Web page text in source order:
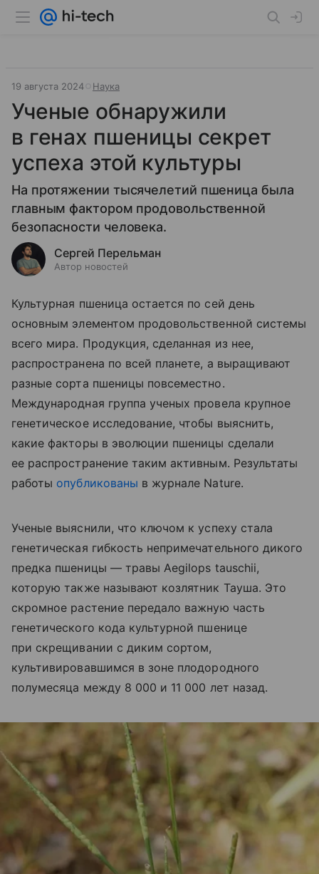
19 августа 2024 Наука
Ученые обнаружили
в генах пшеницы секрет
успеха этой культуры
На протяжении тысячелетий пшеница была
главным фактором продовольственной
безопасности человека.
Сергей Перельман
Автор новостей
Культурная пшеница остается по сей день
основным элементом продовольственной системы
всего мира. Продукция, сделанная из нее,
распространена по всей планете, а выращивают
разные сорта пшеницы повсеместно.
Международная группа ученых провела крупное
генетическое исследование, чтобы выяснить,
какие факторы в эволюции пшеницы сделали
ее распространение таким активным. Результаты
работы опубликованы в журнале Nature.
Ученые выяснили, что ключом к успеху стала
генетическая гибкость непримечательного дикого
предка пшеницы — травы Aegilops tauschii,
которую также называют козлятник Тауша. Это
скромное растение передало важную часть
генетического кода культурной пшенице
при скрещивании с диким сортом,
культивировавшимся в зоне плодородного
полумесяца между 8 000 и 11 000 лет назад.